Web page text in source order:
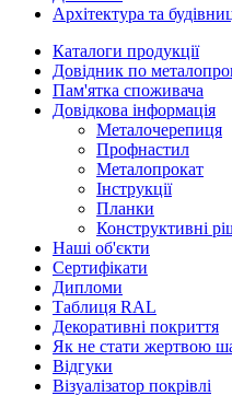
Архітектура та
Каталоги продукції
Довідник по
Пам'ятка споживача
Довідкова інформація
Металочерепиця
Профнастил
Металопрокат
Інструкції
Планки
Конструктивні
Наші об'єкти
Сертифікати
Дипломи
Таблиця RAL
Декоративні покриття
Як не стати жертвою
Відгуки
Візуалізатор покрівлі